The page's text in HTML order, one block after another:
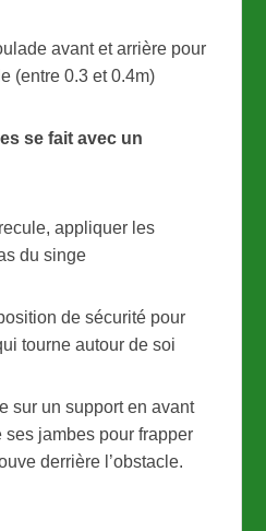
avant et arrière pour
(entre 0.3 et 0.4m)
se fait avec un
appliquer les
du singe
de sécurité pour
tourne autour de soi
sur un support en avant
ses jambes pour frapper
derrière l’obstacle.